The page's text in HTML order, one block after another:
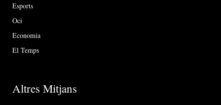
Esports
Oci
Economia
El Temps
Altres Mitjans